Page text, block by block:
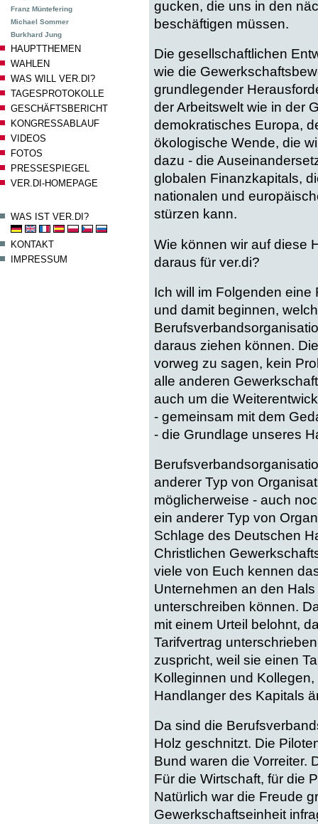
Franz Müntefering
Michael Sommer
Burkhard Jung
HAUPTTHEMEN
WAHLEN
WAS WILL VER.DI?
TAGESPROTOKOLLE
GESCHÄFTSBERICHT
KONGRESSABLAUF
VIDEOS
FOTOS
PRESSESPIEGEL
VER.DI-HOMEPAGE
WAS IST VER.DI?
KONTAKT
IMPRESSUM
gucken, die uns in den
beschäftigen müssen.
Die gesellschaftlichen
wie die
grundlegender
der Arbeitswelt wie in der
demokratisches Europa,
ökologische Wende, die
dazu - die
globalen Finanzkapitals,
nationalen und
stürzen kann.
Wie können wir auf diese
daraus für ver.di?
Ich will im Folgenden
und damit beginnen,
daraus ziehen können.
vorweg zu sagen, kein
alle anderen
auch um die
- gemeinsam mit dem
- die Grundlage unseres
anderer Typ von
möglicherweise - auch
ein anderer Typ von
Schlage des Deutschen
Christlichen
viele von Euch kennen
Unternehmen an den
unterschreiben können.
mit einem Urteil belohnt,
Tarifvertrag
zuspricht, weil sie einen
Kolleginnen und
Handlanger des Kapitals
Da sind die
Holz geschnitzt. Die
Bund waren die Vorreiter.
Für die Wirtschaft, für die
Natürlich war die Freude
Gewerkschaftseinheit